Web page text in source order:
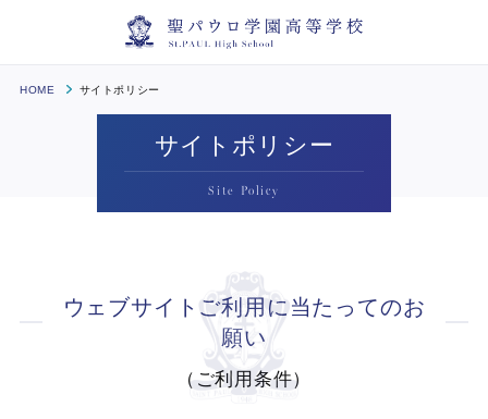
HOME サイトポリシー
サイトポリシー
Site Policy
ウェブサイトご利用に当たってのお
願い
（ご利用条件）